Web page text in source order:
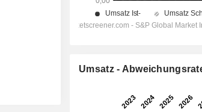
Umsatz -